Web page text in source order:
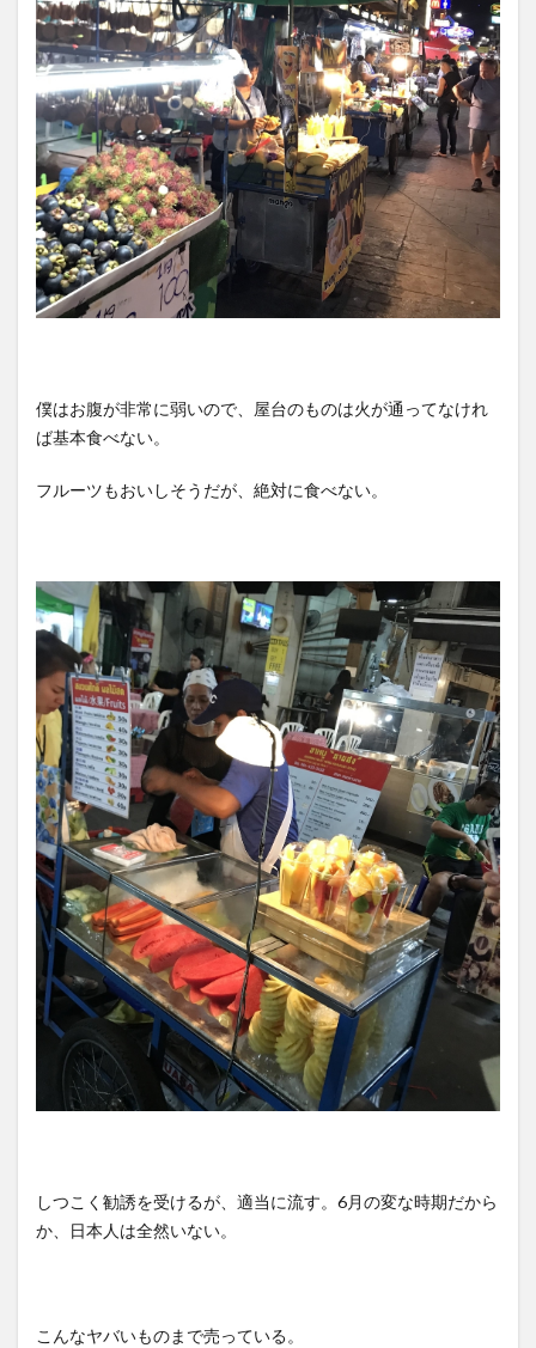
僕はお腹が非常に弱いので、屋台のものは火が通ってなけれ
ば基本食べない。
フルーツもおいしそうだが、絶対に食べない。
しつこく勧誘を受けるが、適当に流す。6月の変な時期だから
か、日本人は全然いない。
こんなヤバいものまで売っている。